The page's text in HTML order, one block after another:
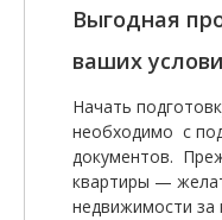
Выгодная
ваших
Начать
необходимо с
документов.
квартиры —
недвижимости за